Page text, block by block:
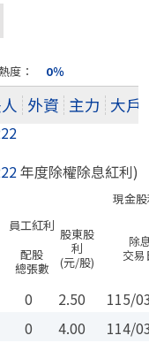
度： 0％
外資 主力 大戶
年度除權除息紅利)
現金
員工紅利
股東股
利
(元/股)
除
交易
配股
總張數
0 2.50
115/
0 4.00 114/